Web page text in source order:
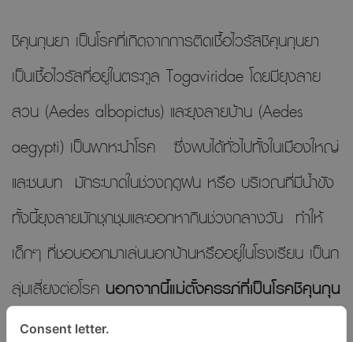
ชิคุนกุนยา เป็นโรคที่เกิดจากการติดเชื้อไวรัสชิคุนกุนยา
เป็นเชื้อไวรัสที่อยู่ในตระกูล Togaviridae โดยมียุงลาย
สวน (Aedes albopictus) และยุงลายบ้าน (Aedes
aegypti) เป็นพาหะนำโรค ซึ่งพบได้ทั่วไปทั้งในเมืองใหญ่
และชนบท มักระบาดในช่วงฤดูฝน หรือ บริเวณที่มีน้ำขัง
ทั้งนี้ยุงลายมักชุกชุมและออกหากินช่วงกลางวัน ทำให้
เด็กๆ ที่ชอบออกมาเล่นนอกบ้านหรืออยู่ในโรงเรียน เป็นก
ลุ่มเสี่ยงต่อโรค นอกจากนี้แม่ตั้งครรภ์ที่เป็นโรคชิคุนกุน
ยายังสามารถถ่ายทอดไปยังทารกได้อีกด้วย
Consent letter.